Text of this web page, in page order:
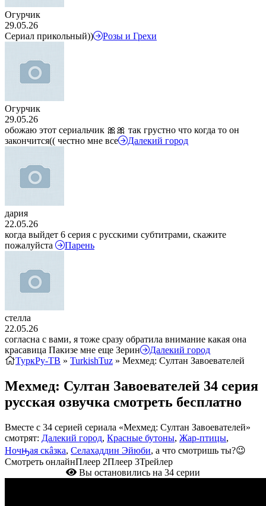
Огурчик
29.05.26
Сериал прикольный))
Розы и Грехи
Огурчик
29.05.26
обожаю этот сериальчик 🎀🎀 так грустно что когда то он
закончится(( честно мне все
Далекий город
дария
22.05.26
когда выйдет 6 серия с русскими субтитрами, скажите
пожалуйста
Парень
стелла
22.05.26
согласна с вами, я тоже сразу обратила внимание какая она
красавица Пакизе мне еще Зерин
Далекий город
ТуркРу-ТВ » TurkishTuz » Мехмед: Султан Завоевателей
Мехмед: Султан Завоевателей 34 серия
русская озвучка смотреть бесплатно
Вместе с 34 серией сериала «Мехмед: Султан Завоевателей»
смотрят: Далекий город, Красные бутоны, Жар-птицы,
Ночԣая скâзка, Селахаддин Эйюби, а что смотришь ты?😉
Смотреть онлайнПлеер 2Плеер 3Трейлер
Вы остановились на 34 серии